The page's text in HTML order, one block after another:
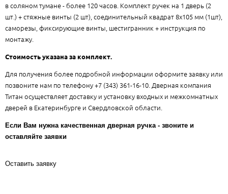
в соляном тумане - более 120 часов. Комплект ручек на 1 дверь (2
шт.) + стяжные винты (2 шт), соединительный квадрат 8x105 мм (1шт),
саморезы, фиксирующие винты, шестигранник + инструкция по
монтажу.
Стоимость указана за комплект.
Для получения более подробной информации оформите заявку или
позвоните нам по телефону +7 (343) 361-16-10. Дверная компания
Титан осуществляет доставку и установку входных и межкомнатных
дверей в Екатеринбурге и Свердловской области.
Если Вам нужна качественная дверная ручка - звоните и
оставляйте заявки
Оставить заявку